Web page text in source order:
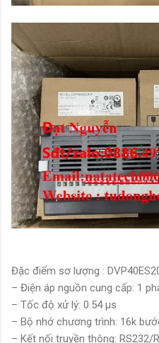
Đặc điểm sơ lượng :
– Điện áp nguồn cung cấp: 1
– Tốc độ xử lý: 0.54 µs
– Bộ nhớ chương trình: 16k
– Kết nối truyền thông: RS232/